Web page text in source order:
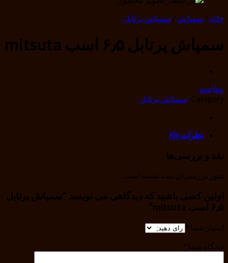
خانه / سمپاش / سمپاش پرتابل
سمپاش پرتابل ۶٫۵ اسب mitsuta
مقایسه
Category: سمپاش پرتابل
نظرات (0)
نقد و بررسی‌ها
هنوز بررسی‌ای ثبت نشده است.
اولین کسی باشید که دیدگاهی می نویسد “سمپاش پرتابل
۶٫۵ اسب mitsuta”
امتیاز شما *
دیدگاه شما *